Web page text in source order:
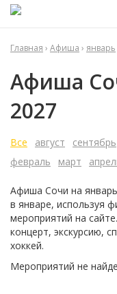
Главная › Афиша › январь
Афиша
2027
Все август сентябрь
февраль
март
Афиша Сочи на январь
в январе, используя
мероприятий на сайте.
концерт, экскурсию,
хоккей.
Мероприятий не